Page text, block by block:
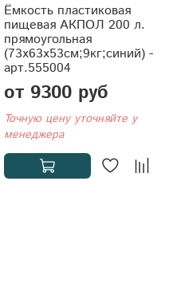
Ёмкость пластиковая
пищевая АКПОЛ 200 л.
прямоугольная
(73x63x53см;9кг;синий) -
арт.555004
от 9300 руб
Точную цену уточняйте у
менеджера